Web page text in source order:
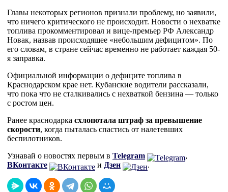
Главы некоторых регионов признали проблему, но заявили,
что ничего критического не происходит. Новости о нехватке
топлива прокомментировал и вице-премьер РФ Александр
Новак, назвав происходящее «небольшим дефицитом». По
его словам, в стране сейчас временно не работает каждая 50-
я заправка.
Официальной информации о дефиците топлива в
Краснодарском крае нет. Кубанские водители рассказали,
что пока что не сталкивались с нехваткой бензина — только
с ростом цен.
Ранее краснодарка схлопотала штраф за превышение
скорости, когда пыталась спастись от налетевших
беспилотников.
Узнавай о новостях первым в Telegram
,
ВКонтакте
и Дзен .